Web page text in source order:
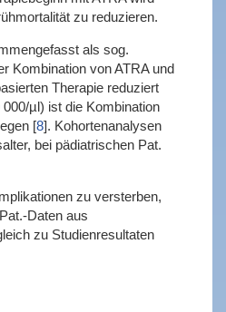
zu reduzieren.
als sog.
Kombination von ATRA und
Therapie reduziert
µl) ist die Kombination
[8]. Kohortenanalysen
bei pädiatrischen Pat.
zu versterben,
Daten aus
zu Studienresultaten